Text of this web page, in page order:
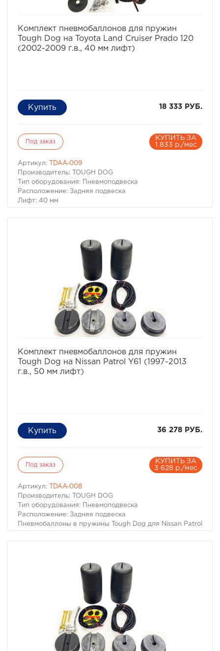
Комплект пневмобаллонов для пружин
Tough Dog на Toyota Land Cruiser Prado 120
(2002-2009 г.в., 40 мм лифт)
18 333 РУБ.
Под заказ
КУПИТЬ ЗА
1 833 р./мес
Артикул:
TDAA-009
Производитель: TOUGH DOG
Тип оборудования: Пневмоподвеска
Расположение: Задняя подвеска
Лифт: 40 мм
– Toyota Land Cruiser Prado 120 2002-2009 г.в.
– Toyota Land Cruiser Prado 150 (без KDSS) 2009- г.в.
– Toyota FJ Cruiser 2006-2010 г.в.
– Toyota FJ Cruiser 2010- г.в.
Комплект пневмобаллонов для пружин
Tough Dog на Nissan Patrol Y61 (1997-2013
г.в., 50 мм лифт)
36 278 РУБ.
Под заказ
КУПИТЬ ЗА
3 628 р./мес
Артикул:
TDAA-008
Производитель: TOUGH DOG
Тип оборудования: Пневмоподвеска
Расположение: Задняя подвеска
Пневмобаллоны в пружины Tough Dog для Nissan Patrol
– Nissan Patrol (Safari) Y60 1987-1997 г.в.